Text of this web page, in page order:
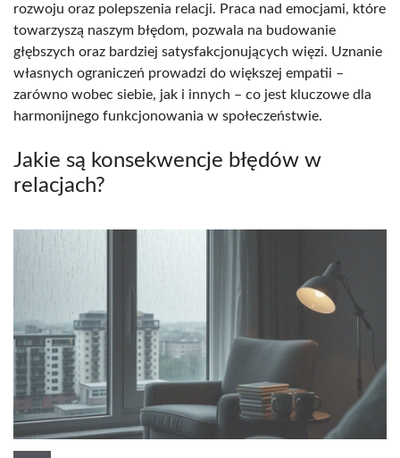
rozwoju oraz polepszenia relacji. Praca nad emocjami, które
towarzyszą naszym błędom, pozwala na budowanie
głębszych oraz bardziej satysfakcjonujących więzi. Uznanie
własnych ograniczeń prowadzi do większej empatii –
zarówno wobec siebie, jak i innych – co jest kluczowe dla
harmonijnego funkcjonowania w społeczeństwie.
Jakie są konsekwencje błędów w
relacjach?